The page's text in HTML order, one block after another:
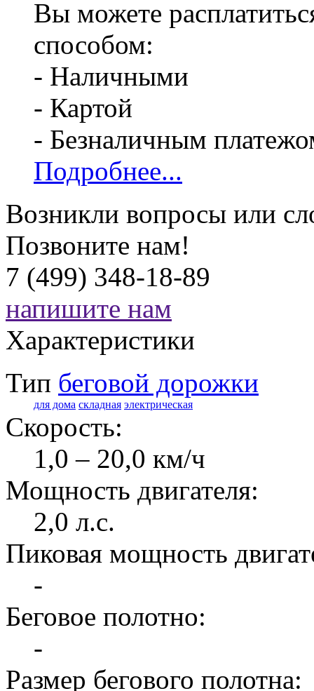
Вы можете
способом:
- Наличными
- Картой
- Безналичным
Подробнее...
Возникли вопросы или
Позвоните нам!
7 (499) 348-18-89
напишите нам
Характеристики
Тип беговой дорожки
для дома складная электрическая
Скорость:
1,0 – 20,0 км/ч
Мощность двигателя:
2,0 л.с.
Пиковая мощность
-
Беговое полотно:
-
Размер бегового полотна: